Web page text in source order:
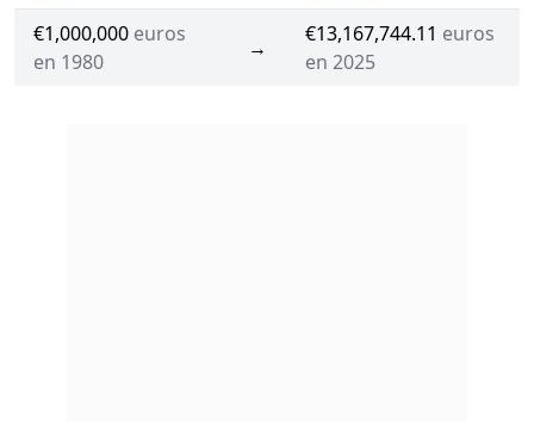
€1,000,000 euros
en 1980
→
€13,167,744.11 euros
en 2025